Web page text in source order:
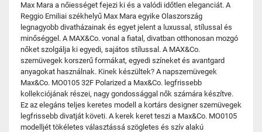
Max Mara a nőiességet fejezi ki és a valódi időtlen eleganciát. A
Reggio Emiliai székhelyű Max Mara egyike Olaszország
legnagyobb divatházainak és egyet jelent a luxussal, stílussal és
minőséggel. A MAX&Co. vonal a fiatal, divatban otthonosan mozgó
nőket szolgálja ki egyedi, sajátos stílussal. A MAX&Co.
szemüvegek korszerű formákat, egyedi színeket és avantgard
anyagokat használnak. Kinek készültek? A napszemüvegek
Max&Co. MO0105 32F Polarized a Max&Co. legfrissebb
kollekciójának részei, nagy gondossággal nők számára készítve.
Ez az elegáns teljes keretes modell a kortárs designer szemüvegek
legfrissebb divatját követi. A kerek keret teszi a Max&Co. MO0105
modelljét tökéletes választássá szögletes és szív alakú